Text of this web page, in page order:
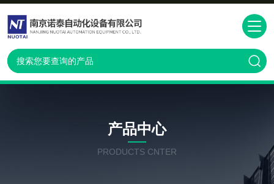
产品中心
PRODUCTS CNTER